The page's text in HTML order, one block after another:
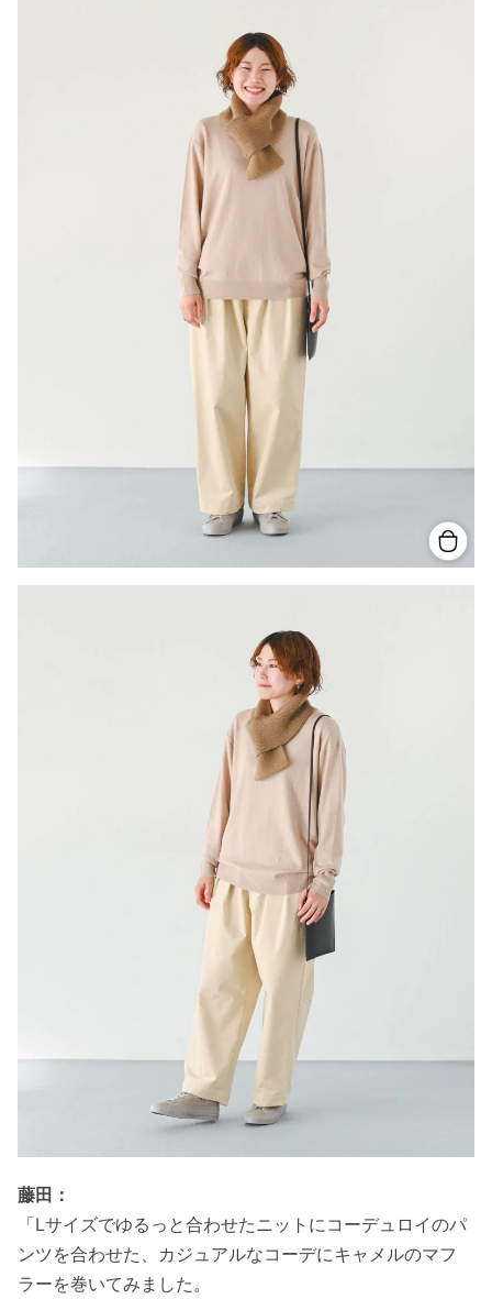
藤田：
「Lサイズでゆるっと合わせたニットにコーデュロイのパ
ンツを合わせた、カジュアルなコーデにキャメルのマフ
ラーを巻いてみました。